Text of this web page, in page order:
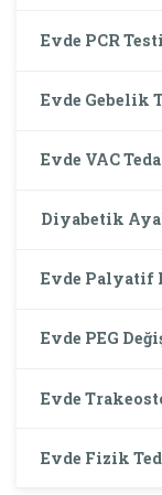
Evde PCR
Evde Gebelik
Evde VAC
Diyabetik
Evde Palyatif
Evde PEG
Evde
Evde Fizik